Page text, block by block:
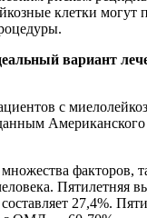
клетки могут
вариант
с
Американского
факторов,
Пятилетняя
27,4%.